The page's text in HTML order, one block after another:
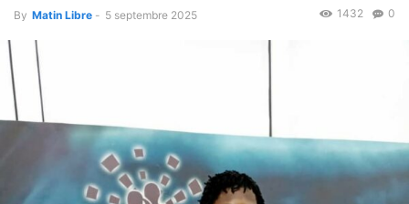
By Matin Libre - 5 septembre 2025 0
1432